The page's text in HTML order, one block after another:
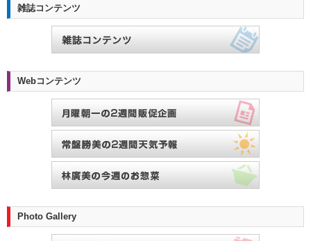
雑誌コンテンツ
Webコンテンツ
Photo Gallery